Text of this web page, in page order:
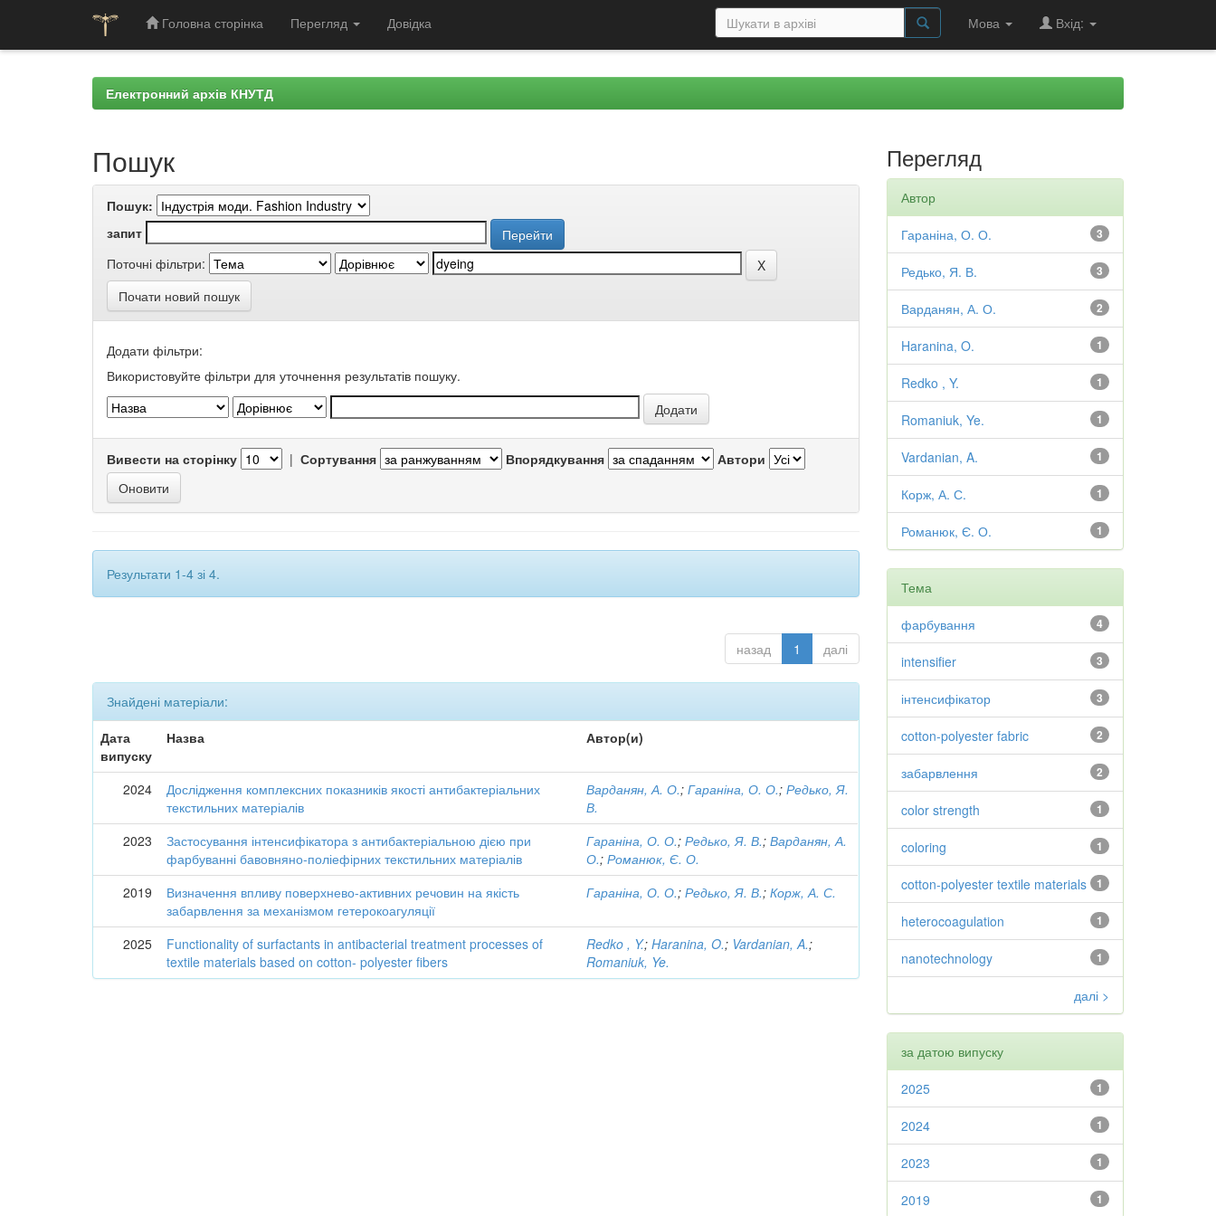
Головна сторінка Перегляд Довідка Мова Вхід:
Електронний архів КНУТД
Пошук
Пошук:
запит
Поточні фільтри:
Почати новий пошук
Додати фільтри:
Використовуйте фільтри для уточнення результатів пошуку.
Вивести на сторінку | Сортування Впорядкування Автори
Результати 1-4 зі 4.
назад 1 далі
Знайдені матеріали:
Дата
випуску
Назва Автор(и)
2024
Дослідження комплексних показників якості антибактеріальних
текстильних матеріалів
Варданян, А. О.;Гараніна, О. О.;Редько, Я.
В.
2023
Застосування інтенсифікатора з антибактеріальною дією при
фарбуванні бавовняно-поліефірних текстильних матеріалів
Гараніна, О. О.;Редько, Я. В.;Варданян, А.
О.;Романюк, Є. О.
2019
Визначення впливу поверхнево-активних речовин на якість
забарвлення за механізмом гетерокоагуляції
Гараніна, О. О.;Редько, Я. В.;Корж, А. С.
2025
Functionality of surfactants in antibacterial treatment processes of
textile materials based on cotton- polyester fibers
Redko , Y.;Haranina, O.; Vardanian, A.;
Romaniuk, Ye.
Перегляд
Автор
3
Гараніна, О. О.
3
Редько, Я. В.
2
Варданян, А. О.
1
Haranina, O.
1
Redko , Y.
1
Romaniuk, Ye.
1
Vardanian, A.
1
Корж, А. С.
1
Романюк, Є. О.
Тема
4
фарбування
3
intensifier
3
інтенсифікатор
2
cotton-polyester fabric
2
забарвлення
1
color strength
1
coloring
1
cotton-polyester textile materials
1
heterocoagulation
1
nanotechnology
далі >
за датою випуску
1
2025
1
2024
1
2023
1
2019